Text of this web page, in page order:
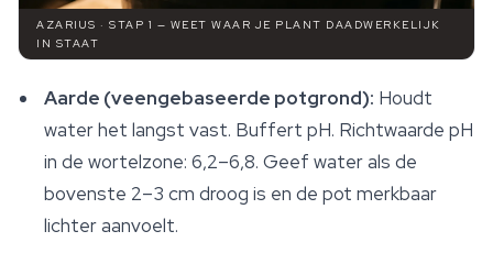
AZARIUS · STAP 1 — WEET WAAR JE PLANT DAADWERKELIJK
IN STAAT
Aarde (veengebaseerde potgrond): Houdt
water het langst vast. Buffert pH. Richtwaarde pH
in de wortelzone: 6,2–6,8. Geef water als de
bovenste 2–3 cm droog is en de pot merkbaar
lichter aanvoelt.